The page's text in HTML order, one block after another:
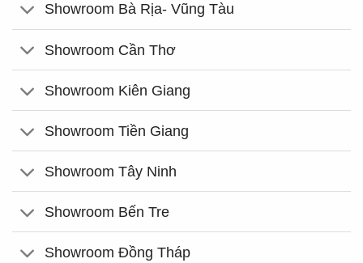
Showroom Bà Rịa- Vũng Tàu
Showroom Cần Thơ
Showroom Kiên Giang
Showroom Tiền Giang
Showroom Tây Ninh
Showroom Bến Tre
Showroom Đồng Tháp